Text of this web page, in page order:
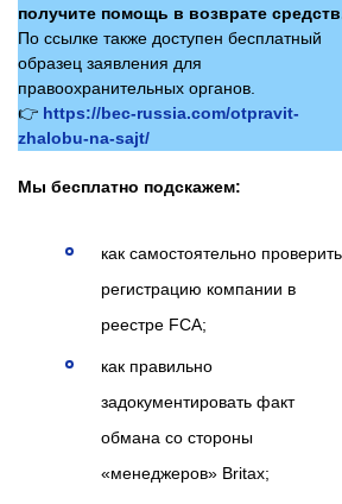
получите помощь в возврате
По ссылке также доступен бесплатный
образец заявления для
правоохранительных органов.
👉 https://bec-russia.com/otpravit-
zhalobu-na-sajt/
Мы бесплатно подскажем:
как самостоятельно проверить
регистрацию компании в
реестре FCA;
как правильно
задокументировать факт
обмана со стороны
«менеджеров» Britax;